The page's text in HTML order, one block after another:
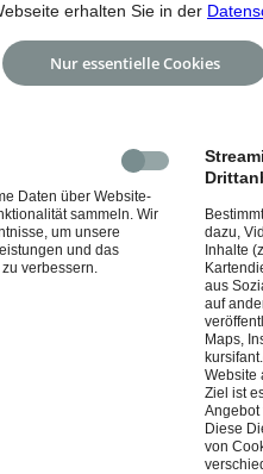
erhalten Sie in der
Nur essentielle Cookies
Daten über Website-
sammeln. Wir
um unsere
und das
verbessern.
dazu,
Inhalte
aus
auf
Maps,
Website
Ziel ist
Diese
von